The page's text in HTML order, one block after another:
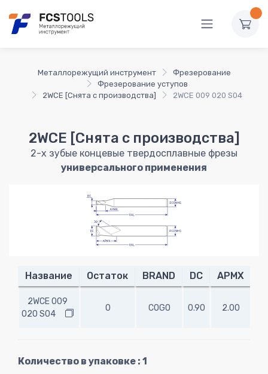
Металлорежущий инструмент
Фрезерование
Фрезерование уступов
2WCE [Снята с производства]
2WCE 009 020 S04
2WCE [Снята с производства]
2-х зубые концевые твердосплавные фрезы
универсального применения
Название Остаток BRAND DC APMX
2WCE 009
020 S04
0 COGO 0.90 2.00
Количество в упаковке : 1